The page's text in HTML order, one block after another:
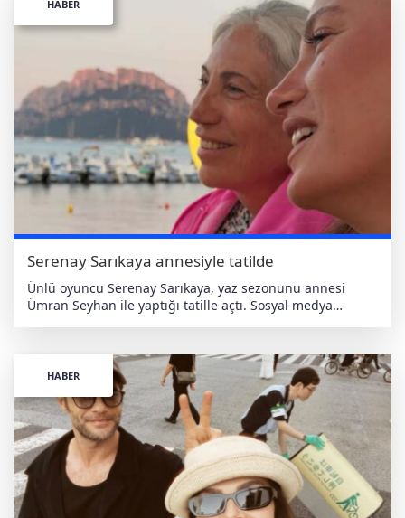
HABER
Serenay Sarıkaya annesiyle tatilde
Ünlü oyuncu Serenay Sarıkaya, yaz sezonunu annesi
Ümran Seyhan ile yaptığı tatille açtı. Sosyal medya
Paylaşımlarda anne-kızın birlikte keyifli vakit geçirdiği
görülürken, oyuncunun güneşin ve denizin tadını
çıkardığı anlar da dikkat çekti. haberdeger.com Bağımsız
• Yerli • Antiemperyalist
HABER